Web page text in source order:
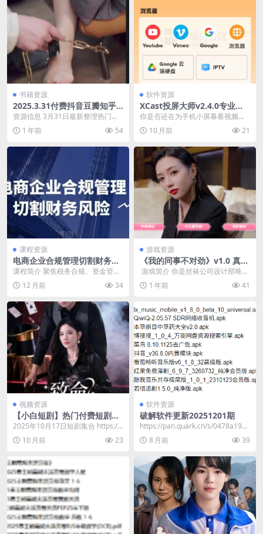
书籍资源
2025.3.31付费抖音豆瓣知乎
番茄爽文小说 防和谐速存
资源信息 3月31日最新整理热门抖
音豆瓣番茄付费热文爽文小说 各种
类型都有 每日...
1 年前 54
软件资源
XCast投屏大师v2.4.0专业
版，把手机内容轻松“搬”上大
屏
你是否还在为手机小屏幕看视频不
过瘾而烦恼？是否在会议上想把手
机里的资料投屏到显示...
10 月前 21
课程资源
电商企业合规管理切割财务风
险
课程简介 聚焦税务合规、资金管
理、合同规范等核心痛点，拆解刷
单、虚开等雷区防范方...
12 月前 34
游戏资源
《我的同事不对劲》v1.0 真人
美女互动影游 绿色中文版
​ 游戏简介 你是丝袜公司设计部唯一
的男实习生，面对五位性格迥异的
女同事，你期待...
1 年前 41
视频资源
【小白短剧】热门付费短剧资
源分享2025年10月17日 75部
2025年10月17日短剧集合 https://
pan.quark.cn/s/7...
10 月前 23
软件资源
破解软件更新20251201期
​https://pan.quark.cn/s/0478a1919
71f 01 ...
8 月前 39